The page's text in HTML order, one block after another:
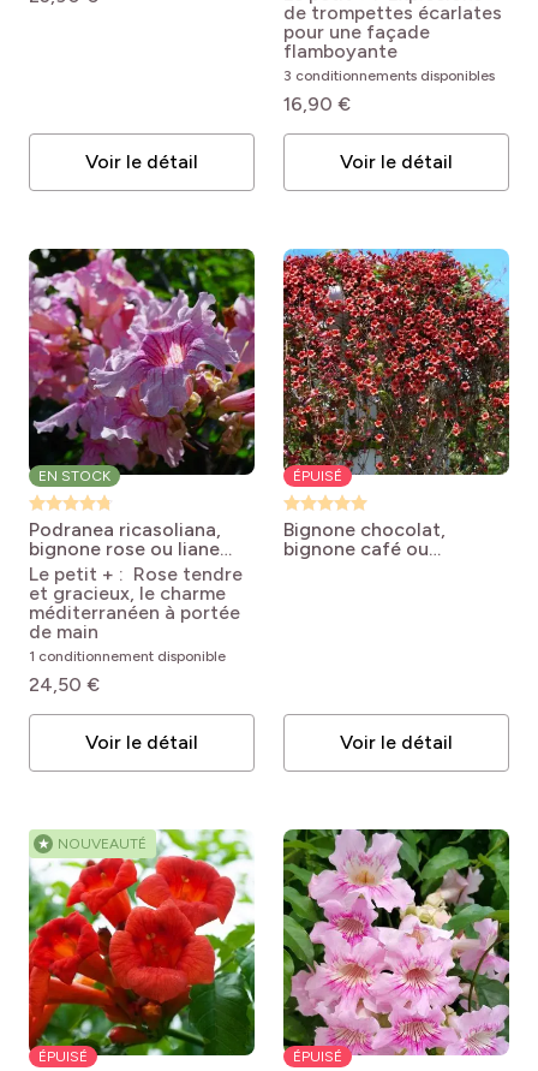
Ecorce décorative (1)
Voir le détail
x grandiflora Madame
Galen
de trompettes écarlates
pour une façade
flamboyante
3 conditionnements disponibles
16,90 €
Voir le détail
EN STOCK
Podranea ricasoliana,
bignone rose ou liane
orchidée Podranea
ricasoliana
Le petit + : Rose tendre
et gracieux, le charme
méditerranéen à portée
de main
1 conditionnement disponible
24,50 €
Voir le détail
ÉPUISÉ
Bignone chocolat,
bignone café ou
Voir le détail
★ NOUVEAUTÉ
ÉPUISÉ ÉPUISÉ